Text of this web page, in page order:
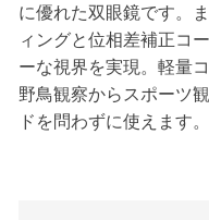
に優れた双眼鏡です。
ィングと位相差補正コ
ーな視界を実現。軽量
野鳥観察からスポーツ
ドを問わずに使えます。